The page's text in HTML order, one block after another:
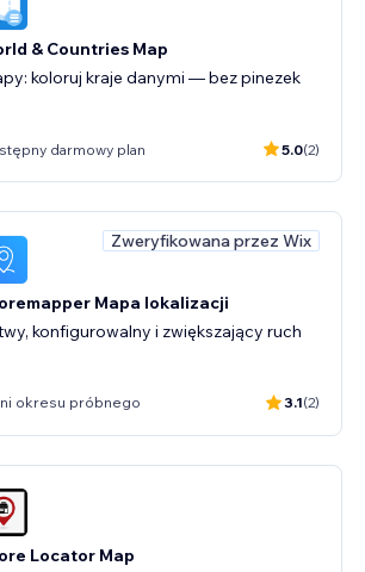
& Countries Map
koloruj kraje danymi — bez pinezek
darmowy plan 5.0(2)
Zweryfikowana przez Wix
Mapa lokalizacji
konfigurowalny i zwiększający ruch
okresu próbnego 3.1(2)
Locator Map